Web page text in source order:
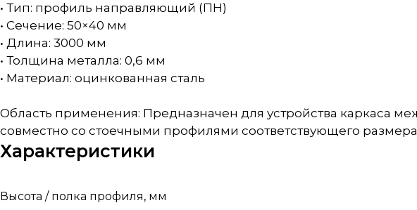
• Тип: профиль направляющий (ПН)
• Сечение: 50×40 мм
• Длина: 3000 мм
• Толщина металла: 0,6 мм
• Материал: оцинкованная сталь
Область применения: Предназначен для устройства каркаса
совместно со стоечными профилями соответствующего
Характеристики
Высота / полка профиля, мм